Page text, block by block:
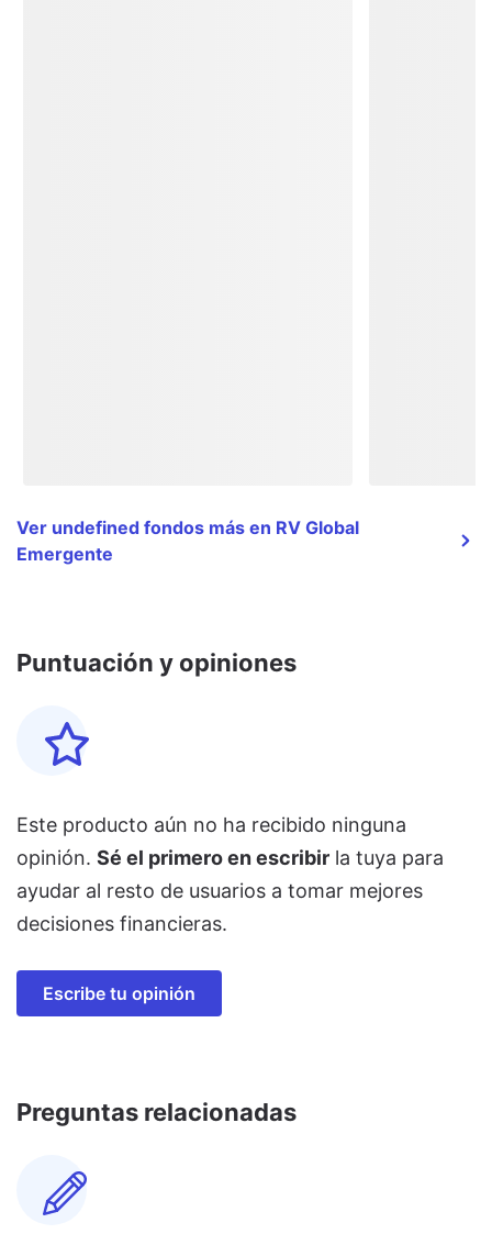
Ver undefined fondos más en RV Global
Emergente
Puntuación y opiniones
Este producto aún no ha recibido ninguna
opinión. Sé el primero en escribir la tuya para
ayudar al resto de usuarios a tomar mejores
decisiones financieras.
Escribe tu opinión
Preguntas relacionadas